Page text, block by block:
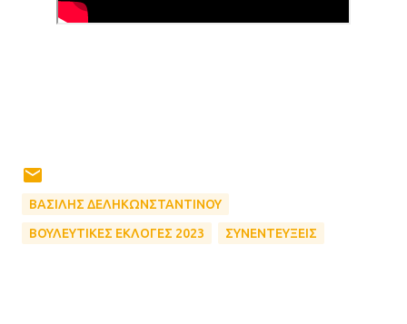
ΒΑΣΙΛΗΣ ΔΕΛΗΚΩΝΣΤΑΝΤΙΝΟΥ
ΒΟΥΛΕΥΤΙΚΕΣ ΕΚΛΟΓΕΣ 2023
ΣΥΝΕΝΤΕΥΞΕΙΣ